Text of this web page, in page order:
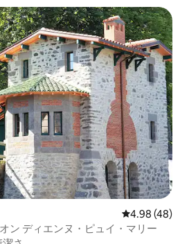
です。
レビュー48
4.98 (48)
ン ディエンヌ・ピュイ・マリー